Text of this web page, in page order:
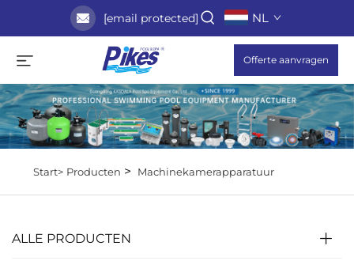
[email protected] NL
Offerte aanvragen
Start> Producten > Machinekamerapparatuur
ALLE PRODUCTEN